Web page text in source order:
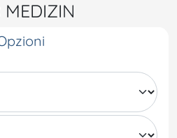
MEDIZIN